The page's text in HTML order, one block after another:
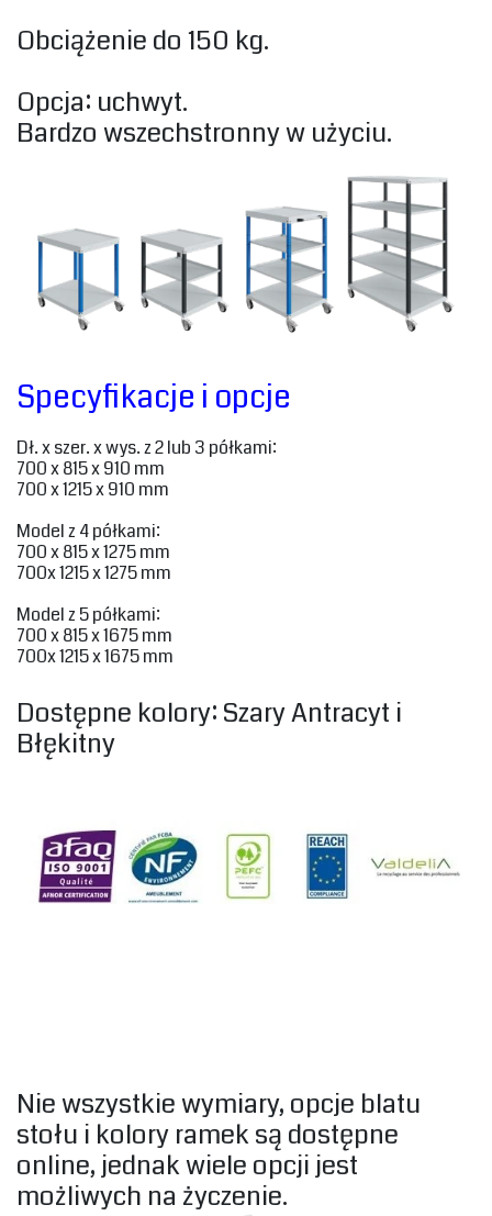
‎Obciążenie do 150 kg.‎
‎Opcja: uchwyt.‎
‎Bardzo wszechstronny w użyciu.‎
‎Specyfikacje i opcje ‎
‎Dł. x szer. x wys‎. z 2 lub 3 półkami:‎
‎700 x 815 x 910 mm
700‎ x 1215 x 910 mm‎
‎Model z 4 półkami:‎
‎700 x 815 x 1275 mm
700‎x 1215 x 1275 mm‎
‎Model z 5 półkami:‎
‎700 x 815 x 1675 mm
700‎x 1215 x 1675 mm‎
‎Dostępne kolory: Szary Antracyt i
Błękitny
Nie wszystkie wymiary, opcje blatu
stołu i kolory ramek są dostępne
online, jednak wiele opcji jest
możliwych na życzenie.‎